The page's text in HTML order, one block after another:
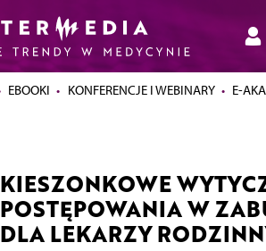
EBOOKI KONFERENCJE I WEBINARY E-
KIESZONKOWE
POSTĘPOWANIA W
DLA LEKARZY